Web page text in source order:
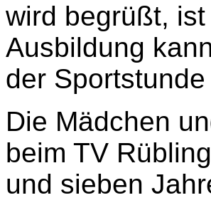
wird begrüßt,
Ausbildung
der
Die Mädchen
beim TV
und sieben